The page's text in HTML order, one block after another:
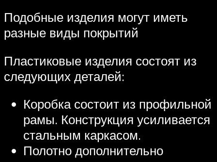
Подобные изделия могут иметь
разные виды покрытий
Пластиковые изделия состоят из
следующих деталей:
Коробка состоит из профильной
рамы. Конструкция усиливается
стальным каркасом.
Полотно дополнительно